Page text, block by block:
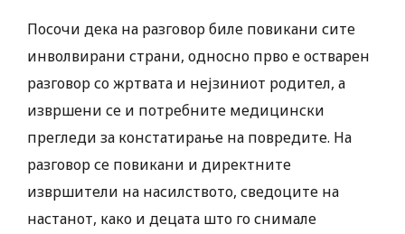
Посочи дека на разговор биле повикани сите
инволвирани страни, односно прво е остварен
разговор со жртвата и нејзиниот родител, а
извршени се и потребните медицински
прегледи за констатирање на повредите. На
разговор се повикани и директните
извршители на насилството, сведоците на
настанот, како и децата што го снимале